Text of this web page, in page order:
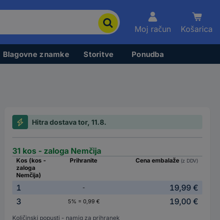
Moj račun Košarica
Blagovne znamke Storitve Ponudba
Hitra dostava tor, 11.8.
31 kos - zaloga Nemčija
Kos (kos -
zaloga
Nemčija)
Prihranite Cena embalaže (z DDV)
1 -
19,99 €
3
5% = 0,99 € 19,00 €
Količinski popusti - namig za prihranek